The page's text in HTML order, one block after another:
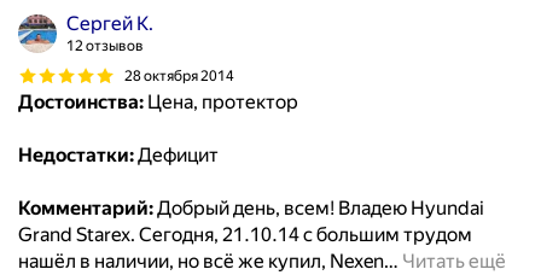
Сергей К.
12 отзывов
28 октября 2014
Достоинства: Цена, протектор
Недостатки:Дефицит
Комментарий:Добрый день, всем! Владею Hyundai
Grand Starex. Сегодня, 21.10.14 с большим трудом
нашёл в наличии, но всё же купил, Nexen… Читать ещё